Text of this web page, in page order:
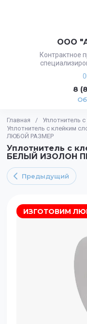
ООО
Контрактное
8
Главная / Уплотнитель
Уплотнитель с клейким
ЛЮБОЙ РАЗМЕР
Уплотнитель с
БЕЛЫЙ ИЗОЛОН
Предыдущий
ИЗГОТОВИМ